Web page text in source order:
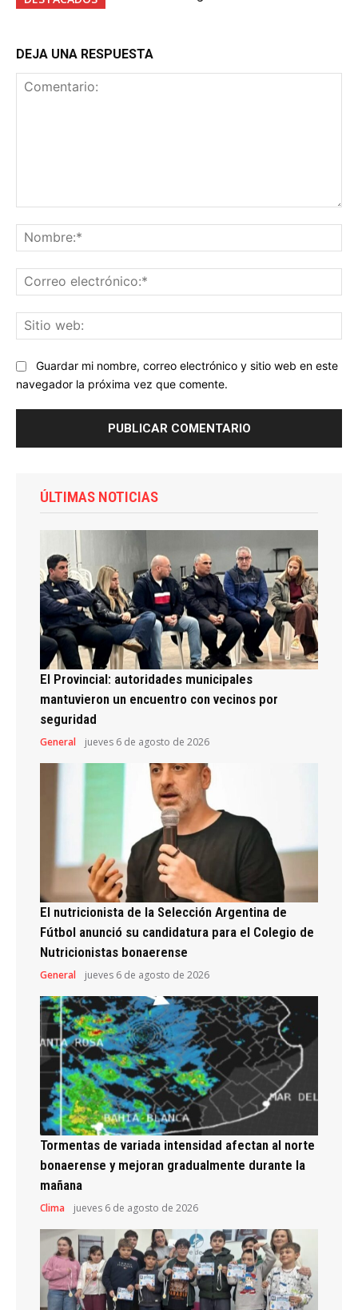
DEJA UNA RESPUESTA
Guardar mi nombre, correo electrónico y sitio web en este
navegador la próxima vez que comente.
ÚLTIMAS NOTICIAS
El Provincial: autoridades municipales
mantuvieron un encuentro con vecinos por
seguridad
General jueves 6 de agosto de 2026
El nutricionista de la Selección Argentina de
Fútbol anunció su candidatura para el Colegio de
Nutricionistas bonaerense
General jueves 6 de agosto de 2026
Tormentas de variada intensidad afectan al norte
bonaerense y mejoran gradualmente durante la
mañana
Clima jueves 6 de agosto de 2026